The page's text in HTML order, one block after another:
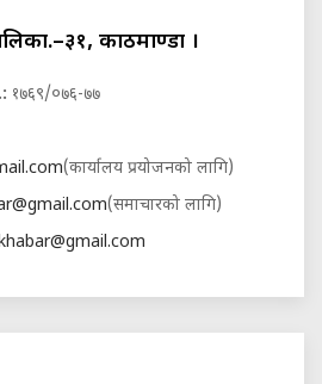
काठमाण्डौं ।
१७६९/०७६-७७
(कार्यालय प्रयोजनको लागि)
(समाचारको लागि)